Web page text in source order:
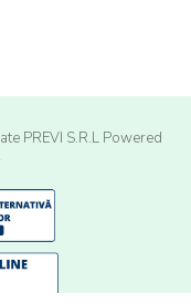
PREVI S.R.L Powered